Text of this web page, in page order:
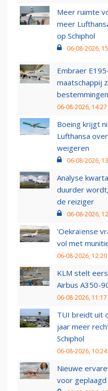
Meer ruimte
meer
op Schiphol
06-08-2026,
Embraer
maatschappij
bestemmingen
06-08-2026, 14:27
Boeing krijgt
Lufthansa
weigeren
06-08-2026,
Analyse
duurder
de reiziger
06-08-2026,
'Oekraïense
vol met
06-08-2026, 12:20
KLM stelt
Airbus A350-
06-08-2026, 11:17
TUI breidt uit
jaar meer
Schiphol
06-08-2026, 10:24
Nieuwe
voor geplaagd